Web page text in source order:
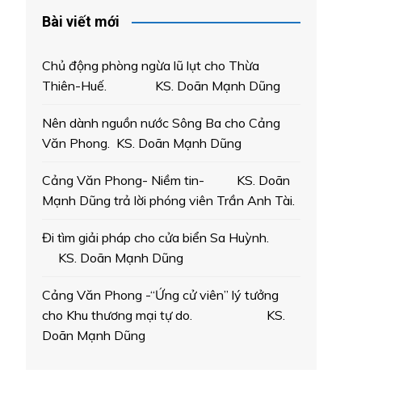
Bài viết mới
Chủ động phòng ngừa lũ lụt cho Thừa
Thiên-Huế. KS. Doãn Mạnh Dũng
Nên dành nguồn nước Sông Ba cho Cảng
Văn Phong. KS. Doãn Mạnh Dũng
Cảng Văn Phong- Niềm tin- KS. Doãn
Mạnh Dũng trả lời phóng viên Trần Anh Tài.
Đi tìm giải pháp cho cửa biển Sa Huỳnh.
KS. Doãn Mạnh Dũng
Cảng Văn Phong -“Ứng cử viên” lý tưởng
cho Khu thương mại tự do. KS.
Doãn Mạnh Dũng